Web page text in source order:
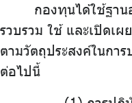
กองทุนได้ใช้ฐาน
รวบรวม ใช้ และเปิดเ
ตามวัตถุประสงค์ในกา
ต่อไปนี้